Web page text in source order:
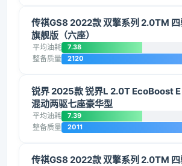
传祺GS8 2022款 双擎系列 2.0TM 四
旗舰版（六座）
平均油耗 7.38
整备质量 2120
锐界 2025款 锐界L 2.0T EcoBoost E
混动两驱七座豪华型
平均油耗 7.39
整备质量 2011
传祺GS8 2022款 双擎系列 2.0TM 四